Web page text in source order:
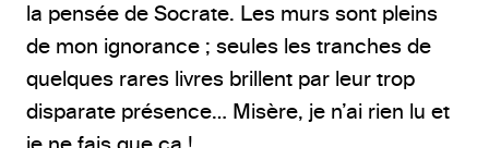
la pensée de Socrate. Les murs sont pleins
de mon ignorance ; seules les tranches de
quelques rares livres brillent par leur trop
disparate présence… Misère, je n’ai rien lu et